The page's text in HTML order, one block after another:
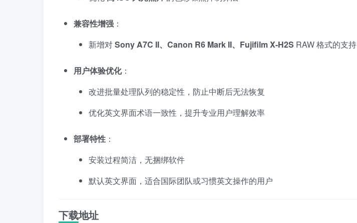
兼容性增强 ：
新增对Sony A7C II、Canon R6 Mark II、Fujifilm X-H2S RAW 格式的支持
用户体验优化：
改进批量处理队列的稳定性，防止中断后无法恢复
优化英文界面术语一致性，提升专业用户理解效率
部署特性 ：
安装过程简洁，无捆绑软件
默认英文界面，适合国际团队或习惯英文操作的用户
下载地址